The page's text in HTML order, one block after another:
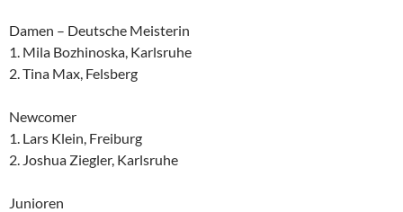
Damen – Deutsche Meisterin
1. Mila Bozhinoska, Karlsruhe
2. Tina Max, Felsberg
Newcomer
1. Lars Klein, Freiburg
2. Joshua Ziegler, Karlsruhe
Junioren